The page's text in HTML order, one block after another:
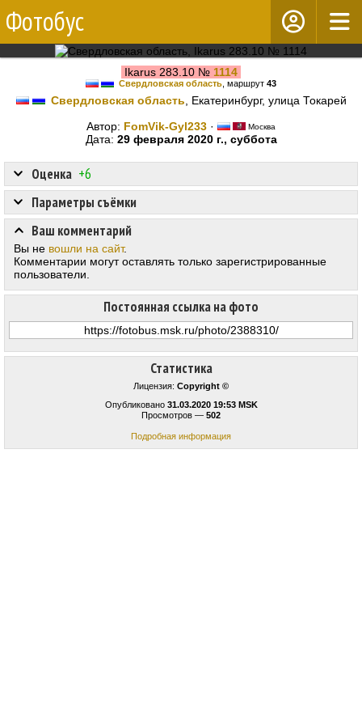
Фотобус
Ikarus 283.10 № 1114
Свердловская область , маршрут 43
Свердловская область , Екатеринбург, улица Токарей
Автор: FomVik-Gyl233 · Москва
Дата: 29 февраля 2020 г., суббота
Статистика
Лицензия: Copyright ©
Опубликовано 31.03.2020 19:53 MSK
Просмотров — 502
Подробная информация
Оценка +6
Постоянная ссылка на фото
Параметры съёмки
Ваш комментарий
Вы не вошли на сайт.
Комментарии могут оставлять только зарегистрированные
пользователи.